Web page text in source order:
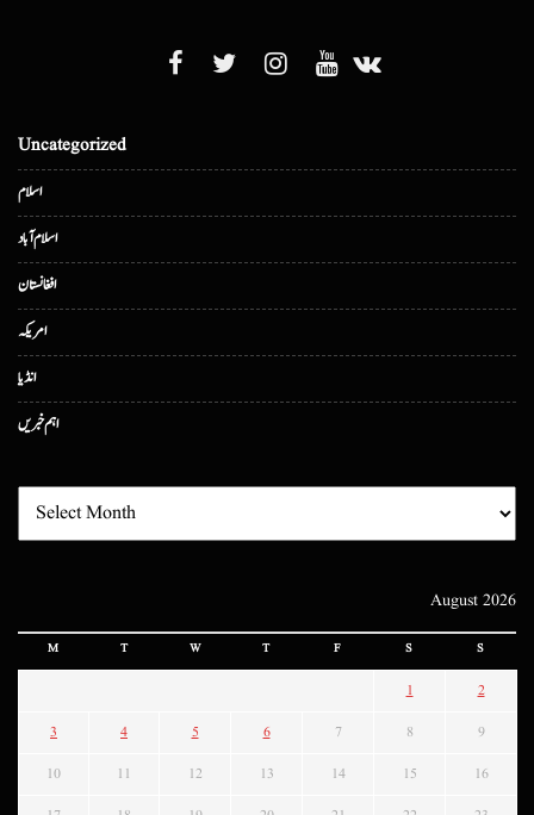
Uncategorized
اسلام
اسلام آباد
افغانستان
امریکہ
انڈیا
اہم خبریں
August 2026
M T W T F S S
1 2
3 4 5 6 7 8 9
10 11 12 13 14 15 16